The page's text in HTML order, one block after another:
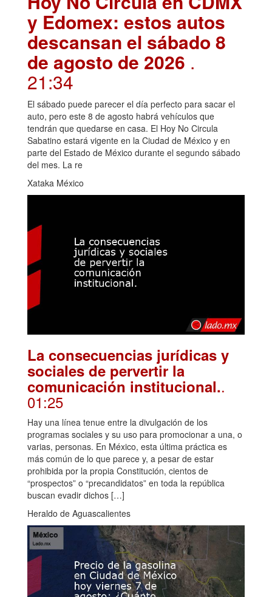
y Edomex: estos autos
descansan el sábado 8
de agosto de 2026 .
21:34
El sábado puede parecer el día perfecto para sacar el
auto, pero este 8 de agosto habrá vehículos que
tendrán que quedarse en casa. El Hoy No Circula
Sabatino estará vigente en la Ciudad de México y en
parte del Estado de México durante el segundo sábado
del mes. La re
Xataka México
La consecuencias jurídicas y
sociales de pervertir la
comunicación institucional..
01:25
Hay una línea tenue entre la divulgación de los
programas sociales y su uso para promocionar a una, o
varias, personas. En México, esta última práctica es
más común de lo que parece y, a pesar de estar
prohibida por la propia Constitución, cientos de
“prospectos” o “precandidatos” en toda la república
buscan evadir dichos […]
Heraldo de Aguascalientes